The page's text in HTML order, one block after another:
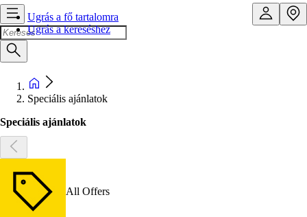
Ugrás a fő tartalomra
Ugrás a kereséshez
Speciális ajánlatok
Speciális ajánlatok
All Offers